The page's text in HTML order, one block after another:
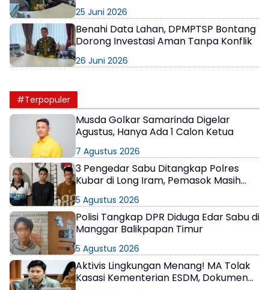
25 Juni 2026
Benahi Data Lahan, DPMPTSP Bontang
Dorong Investasi Aman Tanpa Konflik
26 Juni 2026
#Terpopuler
Musda Golkar Samarinda Digelar
Agustus, Hanya Ada 1 Calon Ketua
7 Agustus 2026
3 Pengedar Sabu Ditangkap Polres
Kubar di Long Iram, Pemasok Masih
5 Agustus 2026
Polisi Tangkap DPR Diduga Edar Sabu di
Manggar Balikpapan Timur
5 Agustus 2026
Aktivis Lingkungan Menang! MA Tolak
Kasasi Kementerian ESDM, Dokumen